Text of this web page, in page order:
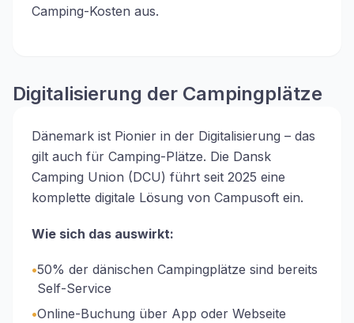
Camping-Kosten aus.
Digitalisierung der Campingplätze
Dänemark ist Pionier in der Digitalisierung – das
gilt auch für Camping-Plätze. Die Dansk
Camping Union (DCU) führt seit 2025 eine
komplette digitale Lösung von Campusoft ein.
Wie sich das auswirkt:
•50% der dänischen Campingplätze sind bereits
Self-Service
•Online-Buchung über App oder Webseite